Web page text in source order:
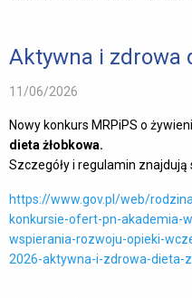
Aktywna i zdrowa
11/06/2026
Nowy konkurs MRPiPS o
dieta żłobkowa.
Szczegóły i regulamin
https://www.gov.pl/web/
konkursie-ofert-pn-akademia-
wspierania-rozwoju-opieki-
2026-aktywna-i-zdrowa-dieta-